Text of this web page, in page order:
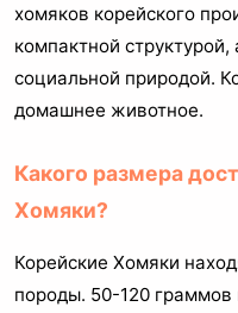
хомяков корейского
компактной
социальной природой.
домашнее животное.
Какого размера
Хомяки?
Корейские Хомяки
породы. 50-120